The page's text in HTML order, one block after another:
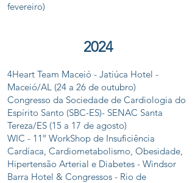
fevereiro)
2024
4Heart Team Maceió - Jatiúca Hotel -
Maceió/AL (24 a 26 de outubro)
Congresso da Sociedade de Cardiologia do
Espírito Santo (SBC-ES)- SENAC Santa
Tereza/ES (15 a 17 de agosto)
WIC - 11º WorkShop de Insuficiência
Cardíaca, Cardiometabolismo, Obesidade,
Hipertensão Arterial e Diabetes - Windsor
Barra Hotel & Congressos - Rio de